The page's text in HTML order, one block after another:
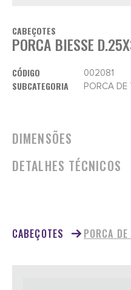
CABEÇOTES
PORCA BIESSE
CÓDIGO 002081
SUBCATEGORIA PORCA DE
DIMENSÕES
DETALHES TÉCNICOS
CABEÇOTES PORCA